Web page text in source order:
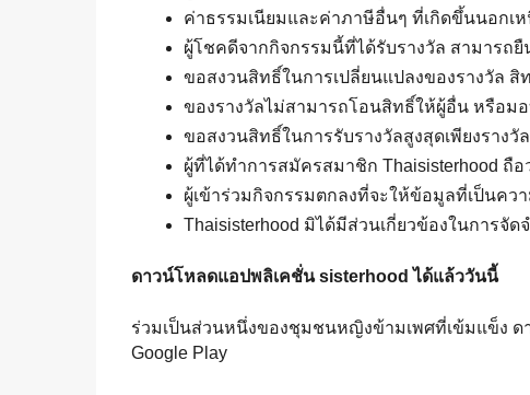
ค่าธรรมเนียมและค่าภาษีอื่นๆ ที่เกิดขึ้นนอกเ
ผู้โชคดีจากกิจกรรมนี้ที่ได้รับรางวัล สามารถ
ขอสงวนสิทธิ์ในการเปลี่ยนแปลงของรางวัล สิ
ของรางวัลไม่สามารถโอนสิทธิ์ให้ผู้อื่น หรือม
ขอสงวนสิทธิ์ในการรับรางวัลสูงสุดเพียงรางวั
ผู้ที่ได้ทำการสมัครสมาชิก Thaisisterhood ถื
ผู้เข้าร่วมกิจกรรมตกลงที่จะให้ข้อมูลที่เป็นค
Thaisisterhood มิได้มีส่วนเกี่ยวข้องในการ
ดาวน์โหลดแอปพลิเคชั่น sisterhood ได้แล้ววันนี้
ร่วมเป็นส่วนหนึ่งของชุมชนหญิงข้ามเพศที่เข้มแข็ง ด
Google Play